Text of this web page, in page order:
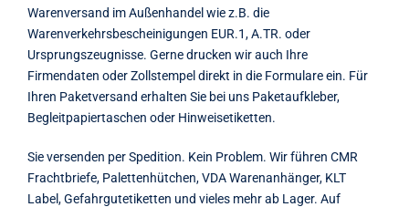
Warenversand im Außenhandel wie z.B. die
Warenverkehrsbescheinigungen EUR.1, A.TR. oder
Ursprungszeugnisse. Gerne drucken wir auch Ihre
Firmendaten oder Zollstempel direkt in die Formulare ein. Für
Ihren Paketversand erhalten Sie bei uns Paketaufkleber,
Begleitpapiertaschen oder Hinweisetiketten.
Sie versenden per Spedition. Kein Problem. Wir führen CMR
Frachtbriefe, Palettenhütchen, VDA Warenanhänger, KLT
Label, Gefahrgutetiketten und vieles mehr ab Lager. Auf